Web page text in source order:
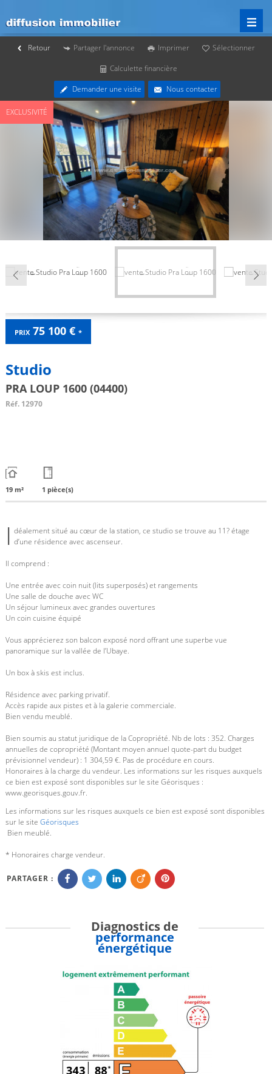
Retour Partager l'annonce Imprimer
Sélectionner
Calculette financière
Demander une visite
Nous contacter
EXCLUSIVITÉ
PRIX75 100 € *
Studio
PRA LOUP 1600 (04400)
Réf. 12970
19 m² 1 pièce(s)
I déalement situé au cœur de la station, ce studio se trouve au 11? étage
d’une résidence avec ascenseur.
Il comprend :
Une entrée avec coin nuit (lits superposés) et rangements
Une salle de douche avec WC
Un séjour lumineux avec grandes ouvertures
Un coin cuisine équipé
Vous apprécierez son balcon exposé nord offrant une superbe vue
panoramique sur la vallée de l’Ubaye.
Un box à skis est inclus.
Résidence avec parking privatif.
Accès rapide aux pistes et à la galerie commerciale.
Bien vendu meublé.
Bien soumis au statut juridique de la Copropriété. Nb de lots : 352. Charges
annuelles de copropriété (Montant moyen annuel quote-part du budget
prévisionnel vendeur) : 1 304,59 €. Pas de procédure en cours.
Honoraires à la charge du vendeur. Les informations sur les risques auxquels
ce bien est exposé sont disponibles sur le site Géorisques :
www.georisques.gouv.fr.
Les informations sur les risques auxquels ce bien est exposé sont disponibles
sur le site Géorisques
Bien meublé.
* Honoraires charge vendeur.
PARTAGER :
Diagnostics de
performance
énergétique